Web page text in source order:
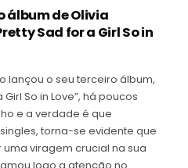
álbum de Olivia
Sad for a Girl So in
lançou o seu terceiro álbum,
So in Love”, há poucos
e a verdade é que
torna-se evidente que
viragem crucial na sua